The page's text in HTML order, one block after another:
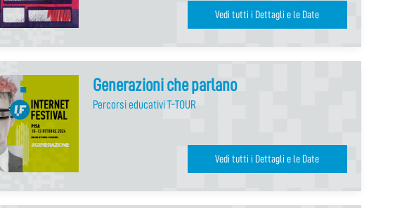
Vedi tutti i Dettagli e le Date
Generazioni che parlano
Percorsi educativi T-TOUR
Vedi tutti i Dettagli e le Date